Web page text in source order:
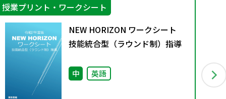
授業プリント・ワークシート
NEW HORIZON ワークシート
技能統合型（ラウンド制）指導
中 英語